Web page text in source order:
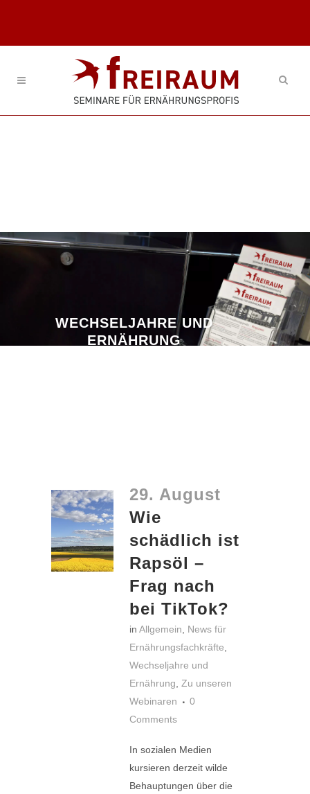
WECHSELJAHRE UND
ERNÄHRUNG
29. August
Wie
schädlich ist
Rapsöl –
Frag nach
bei TikTok?
in Allgemein
News für
Ernährungsfachkräfte
Wechseljahre und
Ernährung
Zu unseren
Webinaren
0
Comments
In sozialen Medien
kursieren derzeit wilde
Behauptungen über die